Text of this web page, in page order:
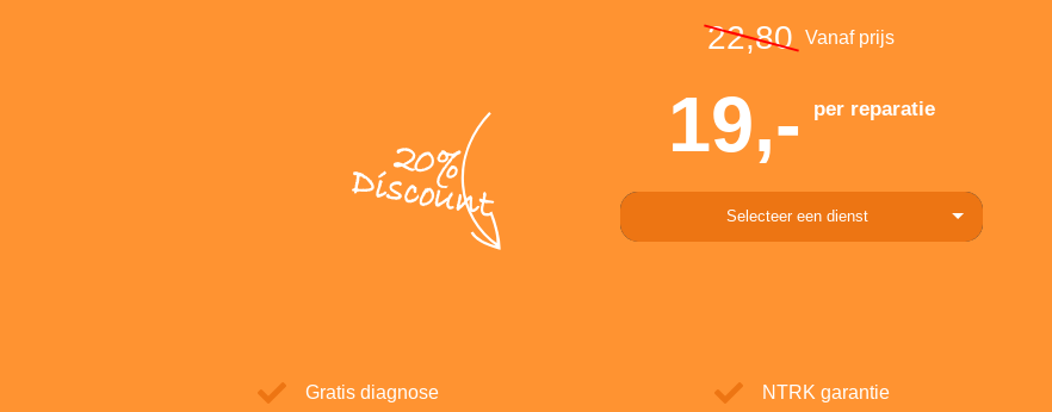
20%
Discount
22,80 Vanaf prijs
19,- per reparatie
Selecteer een dienst
Gratis diagnose NTRK garantie